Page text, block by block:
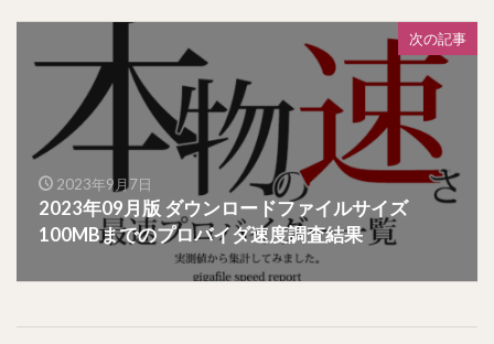
次の記事
2023年9月7日
2023年09月版 ダウンロードファイルサイズ
100MBまでのプロバイダ速度調査結果